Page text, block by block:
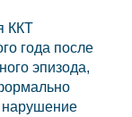
ККТ
года после
эпизода,
нарушение